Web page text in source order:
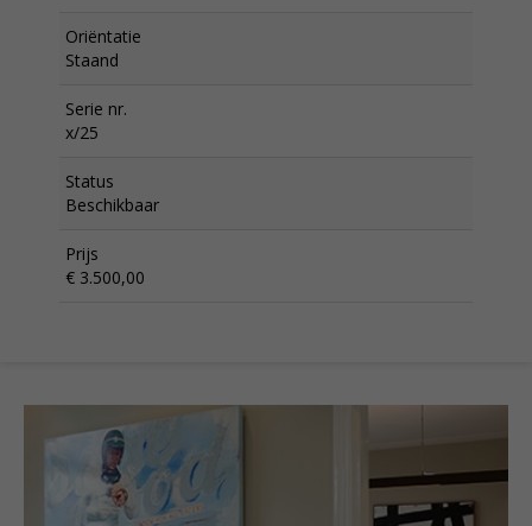
Oriëntatie
Staand
Serie nr.
x/25
Status
Beschikbaar
Prijs
€ 3.500,00